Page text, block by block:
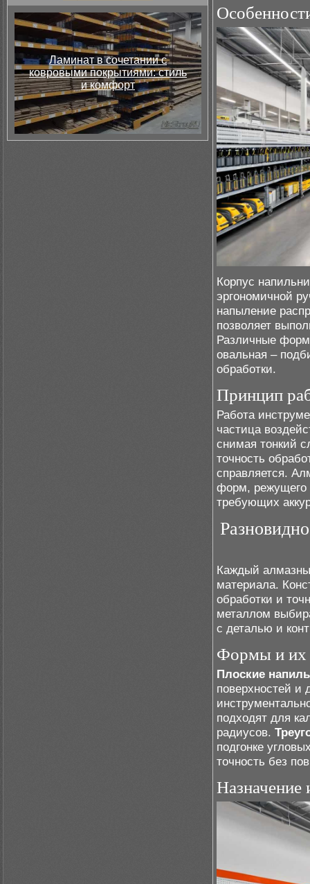
Ламинат в сочетании с
ковровыми покрытиями: стиль
и комфорт
Корпус
эргономичной
напыление
позволяет
Различные
овальная –
обработки.
Принцип
Работа
частица
снимая тонкий
точность
справляется.
форм, режущего
требующих
Каждый
материала.
обработки и
металлом
с деталью и
Формы и их
Плоские
поверхностей и
подходят для
радиусов.
подгонке
точность без
Назначение